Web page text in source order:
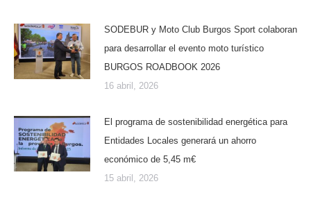
SODEBUR y Moto Club Burgos Sport colaboran
para desarrollar el evento moto turístico
BURGOS ROADBOOK 2026
16 abril, 2026
El programa de sostenibilidad energética para
Entidades Locales generará un ahorro
económico de 5,45 m€
15 abril, 2026